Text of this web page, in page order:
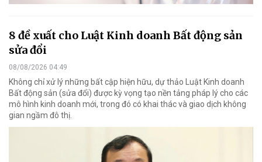
8 đề xuất cho Luật Kinh doanh Bất động sản
sửa đổi
08/08/2026 04:49
Không chỉ xử lý những bất cập hiện hữu, dự thảo Luật Kinh doanh
Bất động sản (sửa đổi) được kỳ vọng tạo nền tảng pháp lý cho các
mô hình kinh doanh mới, trong đó có khai thác và giao dịch không
gian ngầm đô thị.